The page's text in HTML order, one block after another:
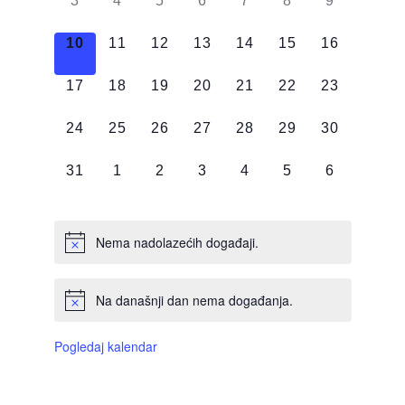
0
10
0
11
0
12
0
13
0
14
0
15
0
16
0
17
0
18
0
19
0
20
0
21
0
22
0
23
0
24
0
25
0
26
0
27
0
28
0
29
0
30
0
31
0
1
0
2
0
3
0
4
0
5
0
6
Nema nadolazećih događaji.
Na današnji dan nema događanja.
Pogledaj kalendar